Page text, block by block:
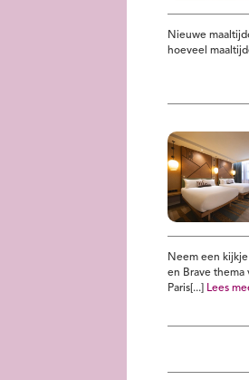
Nieuwe
hoeveel
Neem een
en Brave thema
Paris[...]
Lees